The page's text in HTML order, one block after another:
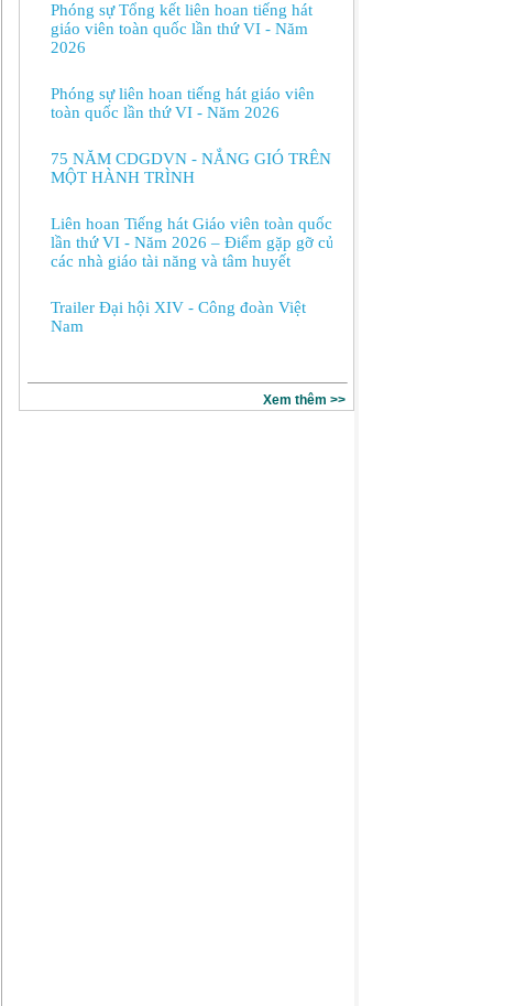
Phóng sự Tổng kết liên hoan tiếng hát
giáo viên toàn quốc lần thứ VI - Năm
2026
Phóng sự liên hoan tiếng hát giáo viên
toàn quốc lần thứ VI - Năm 2026
75 NĂM CDGDVN - NẮNG GIÓ TRÊN
MỘT HÀNH TRÌNH
Liên hoan Tiếng hát Giáo viên toàn quốc
lần thứ VI - Năm 2026 – Điểm gặp gỡ của
các nhà giáo tài năng và tâm huyết
Trailer Đại hội XIV - Công đoàn Việt
Nam
Xem thêm >>